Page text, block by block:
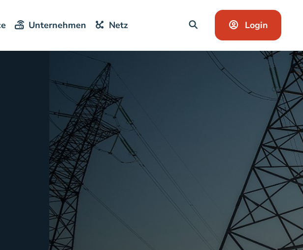
Unternehmen Netz Login